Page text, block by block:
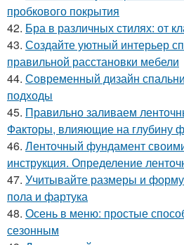
пробкового покрытия
42. Бра в различных стилях: от
43. Создайте уютный интерьер
правильной расстановки мебели
44. Современный дизайн
подходы
45. Правильно заливаем
Факторы, влияющие на глубину
46. Ленточный фундамент
инструкция. Определение
47. Учитывайте размеры и
пола и фартука
48. Осень в меню: простые
сезонным